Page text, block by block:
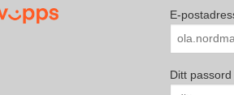
E-
Ditt passord